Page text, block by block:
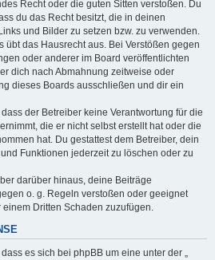
Recht oder die guten Sitten verstoßen. Du
du das Recht besitzt, die in deinen
und Bilder zu setzen bzw. zu verwenden.
übt das Hausrecht aus. Bei Verstößen gegen
oder anderer im Board veröffentlichten
dich nach Abmahnung zeitweise oder
dieses Boards ausschließen und dir ein
der Betreiber keine Verantwortung für die
die er nicht selbst erstellt hat oder die
hat. Du gestattest dem Betreiber, dein
Funktionen jederzeit zu löschen oder zu
darüber hinaus, deine Beiträge
o. g. Regeln verstoßen oder geeignet
Dritten Schaden zuzufügen.
es sich bei phpBB um eine unter der „